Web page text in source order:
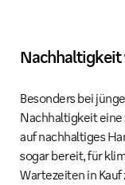
Besonders bei
Nachhaltigkeit eine
auf nachhaltiges
sogar bereit, für
Wartezeiten in